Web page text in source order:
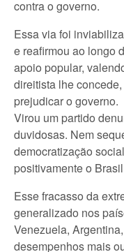
contra o governo.
Essa via foi
e reafirmou ao longo
apoio popular,
direitista lhe
prejudicar o governo.
Virou um partido
duvidosas. Nem
democratização
positivamente o
Esse fracasso da
generalizado nos
Venezuela,
desempenhos mais